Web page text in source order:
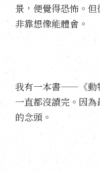
景，便覺得恐怖。
非靠想像能體會。
我有一本書——《動
一直都沒讀完。因
的念頭。